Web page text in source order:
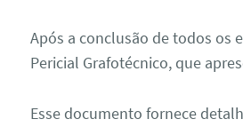
Após a conclusão de todos os
Pericial Grafotécnico, que
Esse documento fornece